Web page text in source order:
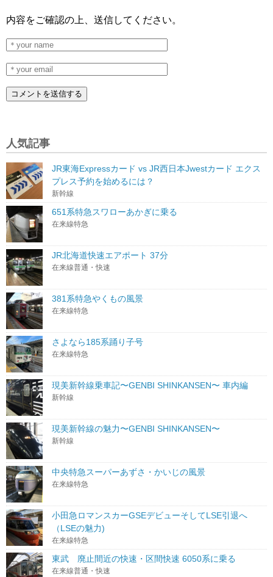
内容をご確認の上、送信してください。
人気記事
JR東海Expressカード vs JR西日本Jwestカード エクス
プレス予約を始めるには？
新幹線
651系特急スワローあかぎに乗る
在来線特急
JR北海道快速エアポート 37分
在来線普通・快速
381系特急やくもの風景
在来線特急
さよなら185系踊り子号
在来線特急
現美新幹線乗車記〜GENBI SHINKANSEN〜 車内編
新幹線
現美新幹線の魅力〜GENBI SHINKANSEN〜
新幹線
中央特急スーパーあずさ・かいじの風景
在来線特急
小田急ロマンスカーGSEデビューそしてLSE引退へ
（LSEの魅力)
在来線特急
東武 廃止間近の快速・区間快速 6050系に乗る
在来線普通・快速